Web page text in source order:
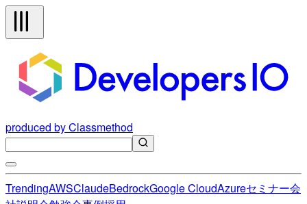
produced by Classmethod
TrendingAWSClaudeBedrockGoogle CloudAzureセミナー会